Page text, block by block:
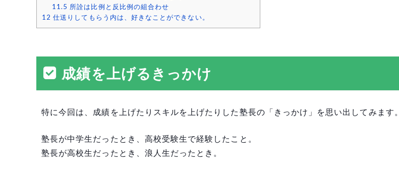
11.5 所詮は比例と反比例の組合わせ
12 仕送りしてもらう内は、好きなことができない。
成績を上げるきっかけ
特に今回は、成績を上げたりスキルを上げたりした塾長の「きっかけ」を思い出してみます。
塾長が中学生だったとき、高校受験生で経験したこと。
塾長が高校生だったとき、浪人生だったとき。